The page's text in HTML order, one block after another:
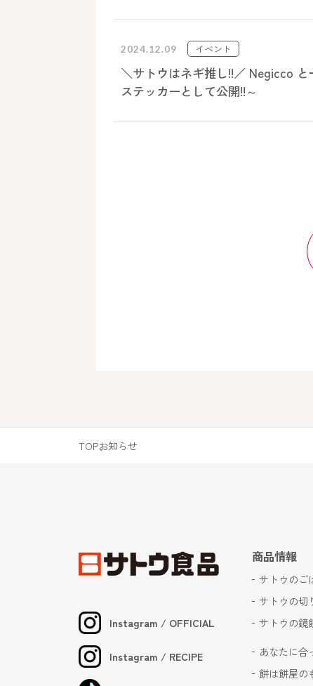
2024.12.09 イベント
＼サトウはネギ推し!!／ Negicco
ステッカーとして公開!!～
TOPお知らせ
Instagram / OFFICIAL
Instagram / RECIPE
商品情報
サトウのご
サトウの切
サトウの鏡
あなたに合
餅は餅屋の